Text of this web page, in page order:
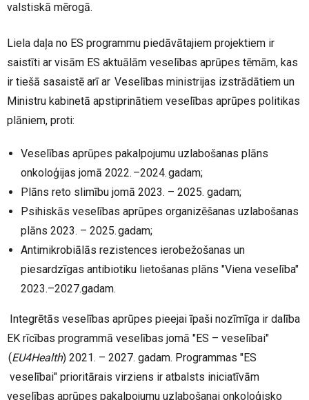
valstiskā mērogā.
Liela daļa no ES programmu piedāvātajiem projektiem ir
saistīti ar visām ES aktuālām veselības aprūpes tēmām, kas
ir tiešā sasaistē arī ar Veselības ministrijas izstrādātiem un
Ministru kabinetā apstiprinātiem veselības aprūpes politikas
plāniem, proti:
Veselības aprūpes pakalpojumu uzlabošanas plāns
onkoloģijas jomā 2022. –2024. gadam;
Plāns reto slimību jomā 2023. – 2025. gadam;
Psihiskās veselības aprūpes organizēšanas uzlabošanas
plāns 2023. – 2025. gadam;
Antimikrobiālās rezistences ierobežošanas un
piesardzīgas antibiotiku lietošanas plāns "Viena veselība"
2023.–2027.gadam.
Integrētās veselības aprūpes pieejai īpaši nozīmīga ir dalība
EK rīcības programmā veselības jomā "ES – veselībai"
(EU4Health) 2021. – 2027. gadam. Programmas "ES
veselībai" prioritārais virziens ir atbalsts iniciatīvām
veselības aprūpes pakalpojumu uzlabošanai onkoloģisko